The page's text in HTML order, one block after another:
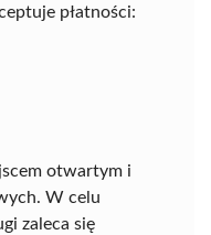
płatności:
otwartym i
W celu
zaleca się